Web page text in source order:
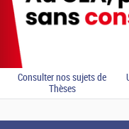
Consulter nos sujets de
Thèses